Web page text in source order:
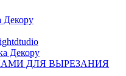
Декору
ДЛЯ ВЫРЕЗАНИЯ